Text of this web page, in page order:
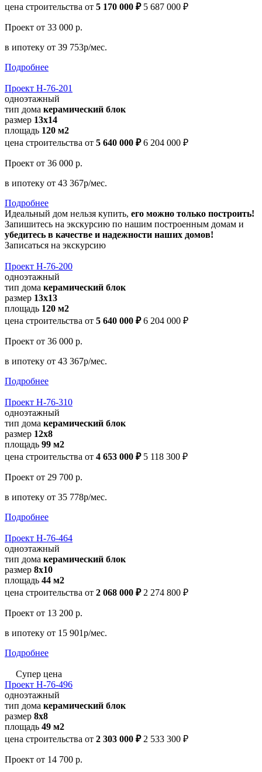
цена строительства от 5 170 000 ₽ 5 687 000 ₽
Проект от 33 000 р.
в ипотеку от 39 753р/мес.
Подробнее
Проект Н-76-201
одноэтажный
тип дома керамический блок
размер 13x14
площадь 120 м2
цена строительства от 5 640 000 ₽ 6 204 000 ₽
Проект от 36 000 р.
в ипотеку от 43 367р/мес.
Подробнее
Идеальный дом нельзя купить, его можно только построить!
Запишитесь на экскурсию по нашим построенным домам и
убедитесь в качестве и надежности наших домов!
Записаться на экскурсию
Проект Н-76-200
одноэтажный
тип дома керамический блок
размер 13x13
площадь 120 м2
цена строительства от 5 640 000 ₽ 6 204 000 ₽
Проект от 36 000 р.
в ипотеку от 43 367р/мес.
Подробнее
Проект Н-76-310
одноэтажный
тип дома керамический блок
размер 12x8
площадь 99 м2
цена строительства от 4 653 000 ₽ 5 118 300 ₽
Проект от 29 700 р.
в ипотеку от 35 778р/мес.
Подробнее
Проект Н-76-464
одноэтажный
тип дома керамический блок
размер 8х10
площадь 44 м2
цена строительства от 2 068 000 ₽ 2 274 800 ₽
Проект от 13 200 р.
в ипотеку от 15 901р/мес.
Подробнее
Супер цена
Проект Н-76-496
одноэтажный
тип дома керамический блок
размер 8х8
площадь 49 м2
цена строительства от 2 303 000 ₽ 2 533 300 ₽
Проект от 14 700 р.